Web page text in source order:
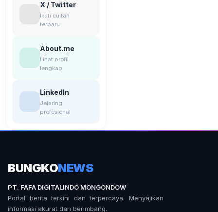
X / Twitter
Ikuti cuitan
terbaru
About.me
Lihat profil
lengkap
LinkedIn
Jejaring
profesional
BUNGKONEWS
PT. FAFA DIGITALINDO MONGONDOW
Portal berita terkini dan terpercaya. Menyajikan
informasi akurat dan berimbang.